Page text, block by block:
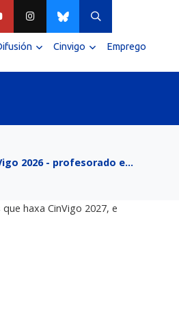
Cinvigo Emprego
2026 - profesorado e…
haxa CinVigo 2027, e